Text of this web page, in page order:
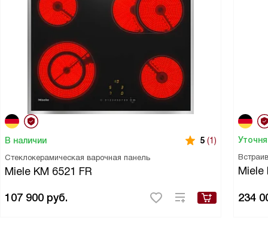
В наличии 5 (1)
Стеклокерамическая варочная панель
Miele KM 6521 FR
107 900 руб.
Miele
234